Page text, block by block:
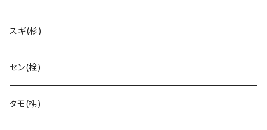
スギ(杉)
セン(栓)
タモ(梻)